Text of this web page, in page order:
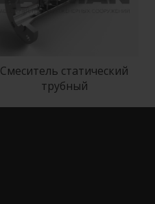
Смеситель статический
трубный